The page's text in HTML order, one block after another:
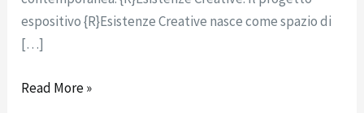
espositivo {R}Esistenze Creative nasce come spazio di
[…]
Read More »